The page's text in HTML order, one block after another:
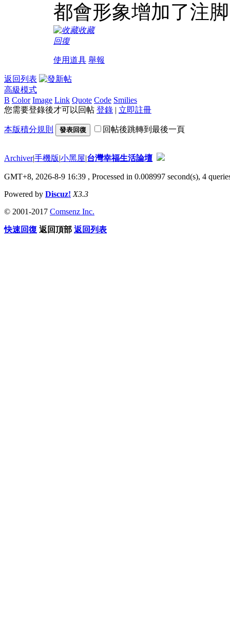
都會形象增加了注
收藏
回復
使用道具 舉報
返回列表
高級模式
B Color Image Link Quote Code Smilies
您需要登錄後才可以回帖 登錄 | 立即註冊
本版積分規則 發表回復 回帖後跳轉到最後一頁
Archiver|手機版|小黑屋|台灣幸福生活論壇
GMT+8, 2026-8-9 16:39 , Processed in 0.008997 second(s), 4
Powered by Discuz! X3.3
© 2001-2017 Comsenz Inc.
快速回復 返回頂部 返回列表